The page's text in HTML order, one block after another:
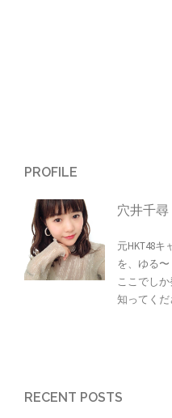
PROFILE
穴井千尋
元HKT48キ
を、ゆる
ここでし
知ってくだ
RECENT POSTS